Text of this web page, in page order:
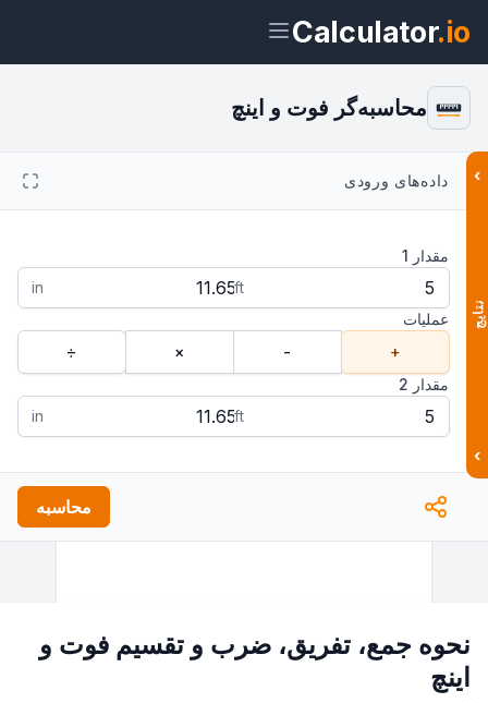
Calculator.io
ویجت
پیش‌نمایش محاسبه‌گر فوت و اینچ: جمع و
تفریق طول‌ها ویجت
محاسبه‌گر فوت و اینچ
داده‌های ورودی
مقدار 1
ft
in
عملیات
+
-
×
÷
مقدار 2
ft
in
محاسبه
›
نتایج
›
نحوه جمع، تفریق، ضرب و تقسیم فوت و
اینچ